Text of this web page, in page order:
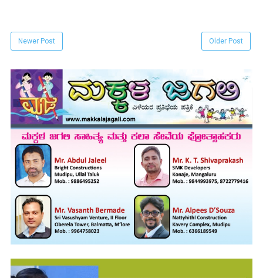
Newer Post Older Post